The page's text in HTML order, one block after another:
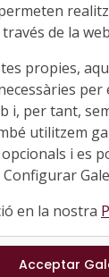
fins als 1,8
interès
de la
propies,
i, per tant,
utilitzem
i es
en la nostra